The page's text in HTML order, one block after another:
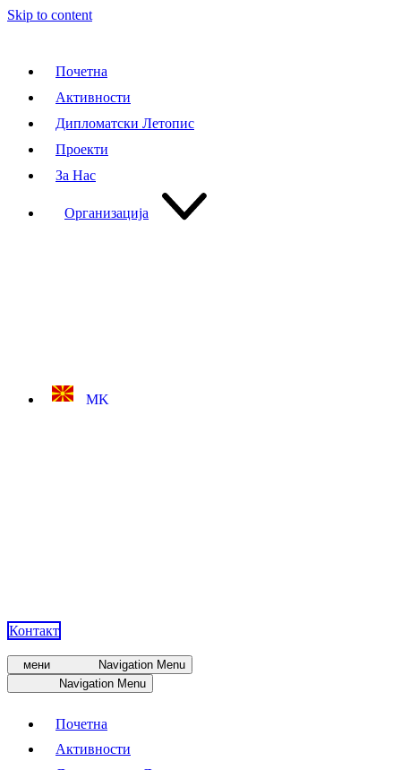
Skip to content
Почетна
Активности
Дипломатски Летопис
Проекти
За Нас
Организација
MK
Контакт
мени
Navigation Menu
Navigation Menu
Почетна
Активности